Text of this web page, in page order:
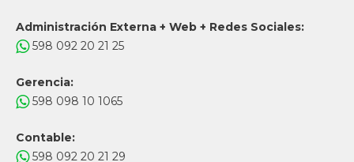
Administración Externa + Web + Redes Sociales:
598 092 20 21 25
Gerencia:
598 098 10 1065
Contable:
598 092 20 21 29